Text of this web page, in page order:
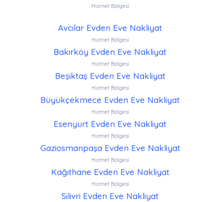
Hizmet Bölgesi
Avcılar Evden Eve Nakliyat
Hizmet Bölgesi
Bakırköy Evden Eve Nakliyat
Hizmet Bölgesi
Beşiktaş Evden Eve Nakliyat
Hizmet Bölgesi
Büyükçekmece Evden Eve Nakliyat
Hizmet Bölgesi
Esenyurt Evden Eve Nakliyat
Hizmet Bölgesi
Gaziosmanpaşa Evden Eve Nakliyat
Hizmet Bölgesi
Kağıthane Evden Eve Nakliyat
Hizmet Bölgesi
Silivri Evden Eve Nakliyat